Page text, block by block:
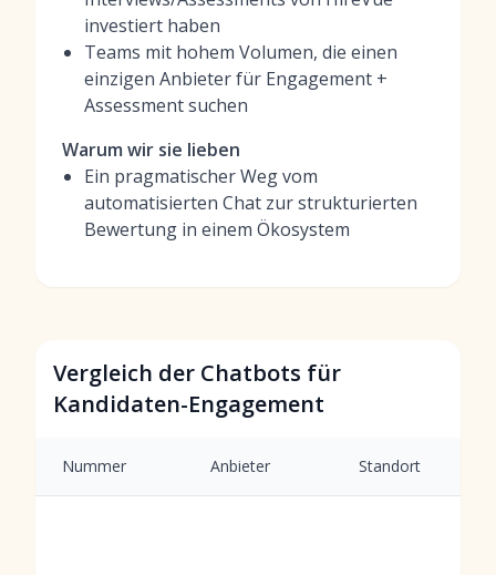
investiert haben
Teams mit hohem Volumen, die einen
einzigen Anbieter für Engagement +
Assessment suchen
Warum wir sie lieben
Ein pragmatischer Weg vom
automatisierten Chat zur strukturierten
Bewertung in einem Ökosystem
Vergleich der Chatbots für
Kandidaten-Engagement
Nummer Anbieter Standort